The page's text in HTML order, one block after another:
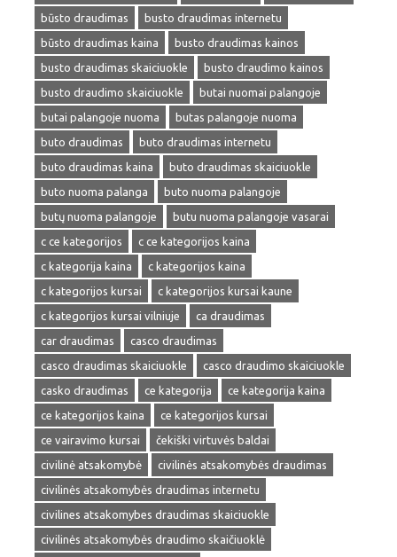
būsto draudimas
busto draudimas internetu
būsto draudimas kaina
busto draudimas kainos
busto draudimas skaiciuokle
busto draudimo kainos
busto draudimo skaiciuokle
butai nuomai palangoje
butai palangoje nuoma
butas palangoje nuoma
buto draudimas
buto draudimas internetu
buto draudimas kaina
buto draudimas skaiciuokle
buto nuoma palanga
buto nuoma palangoje
butų nuoma palangoje
butu nuoma palangoje vasarai
c ce kategorijos
c ce kategorijos kaina
c kategorija kaina
c kategorijos kaina
c kategorijos kursai
c kategorijos kursai kaune
c kategorijos kursai vilniuje
ca draudimas
car draudimas
casco draudimas
casco draudimas skaiciuokle
casco draudimo skaiciuokle
casko draudimas
ce kategorija
ce kategorija kaina
ce kategorijos kaina
ce kategorijos kursai
ce vairavimo kursai
čekiški virtuvės baldai
civilinė atsakomybė
civilinės atsakomybės draudimas
civilinės atsakomybės draudimas internetu
civilines atsakomybes draudimas skaiciuokle
civilinės atsakomybės draudimo skaičiuoklė